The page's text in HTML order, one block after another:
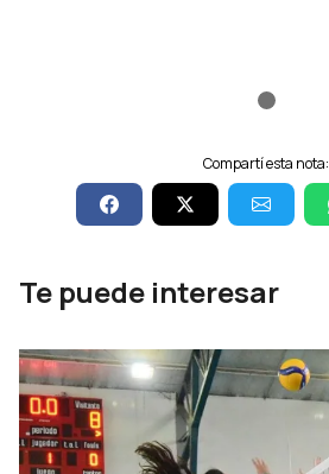
Compartí esta nota:
Te puede interesar